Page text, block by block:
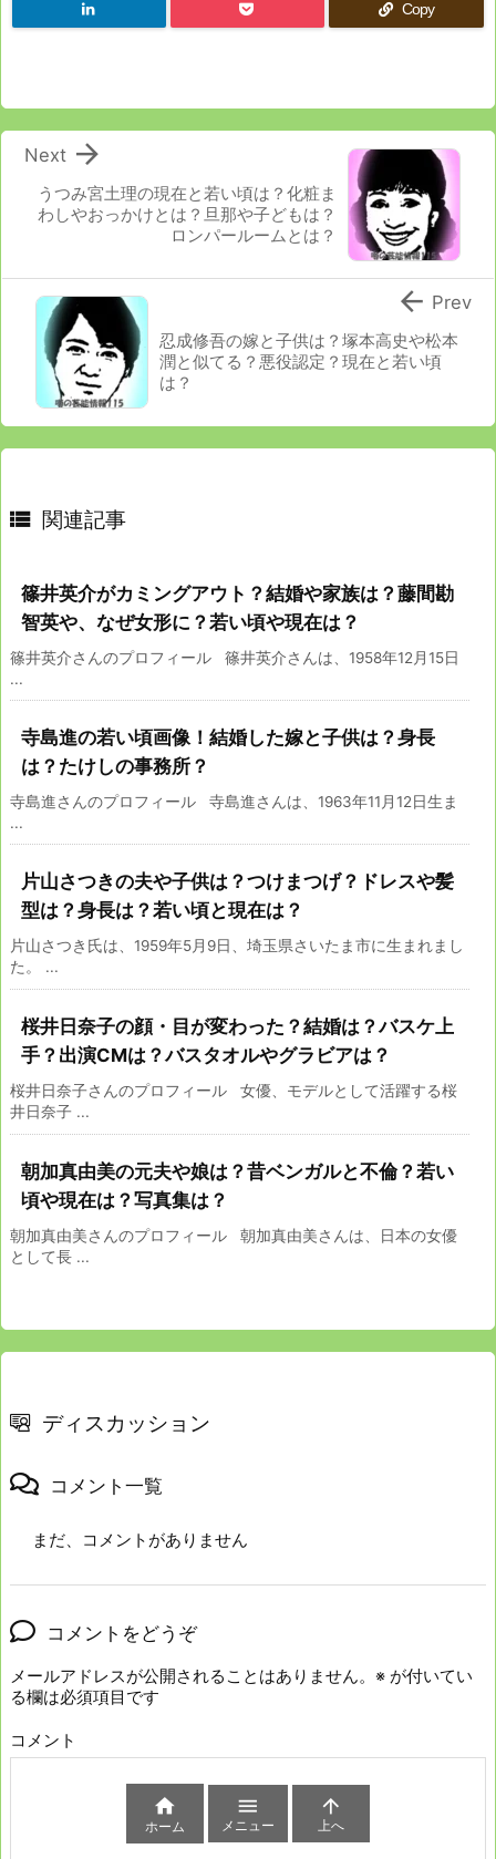
Copy
うつみ宮土理の現在と若い頃は？化粧ま
わしやおっかけとは？旦那や子どもは？
ロンパールームとは？

Next
忍成修吾の嫁と子供は？塚本高史や松本
潤と似てる？悪役認定？現在と若い頃
は？
 Prev
 関連記事
篠井英介がカミングアウト？結婚や家族は？藤間勘
智英や、なぜ女形に？若い頃や現在は？
篠井英介さんのプロフィール 篠井英介さんは、1958年12月15日
...
寺島進の若い頃画像！結婚した嫁と子供は？身長
は？たけしの事務所？
寺島進さんのプロフィール 寺島進さんは、1963年11月12日生ま
...
片山さつきの夫や子供は？つけまつげ？ドレスや髪
型は？身長は？若い頃と現在は？
片山さつき氏は、1959年5月9日、埼玉県さいたま市に生まれまし
た。 ...
桜井日奈子の顔・目が変わった？結婚は？バスケ上
手？出演CMは？バスタオルやグラビアは？
桜井日奈子さんのプロフィール 女優、モデルとして活躍する桜
井日奈子 ...
朝加真由美の元夫や娘は？昔ベンガルと不倫？若い
頃や現在は？写真集は？
朝加真由美さんのプロフィール 朝加真由美さんは、日本の女優
として長 ...
ディスカッション
コメント一覧
まだ、コメントがありません
コメントをどうぞ
メールアドレスが公開されることはありません。 ※ が付いてい
る欄は必須項目です
コメント

ホーム

メニュー

上へ